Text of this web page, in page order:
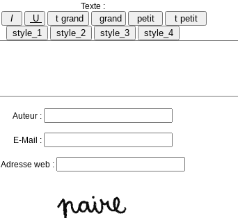
Texte :
Auteur :
E-Mail :
Adresse web :